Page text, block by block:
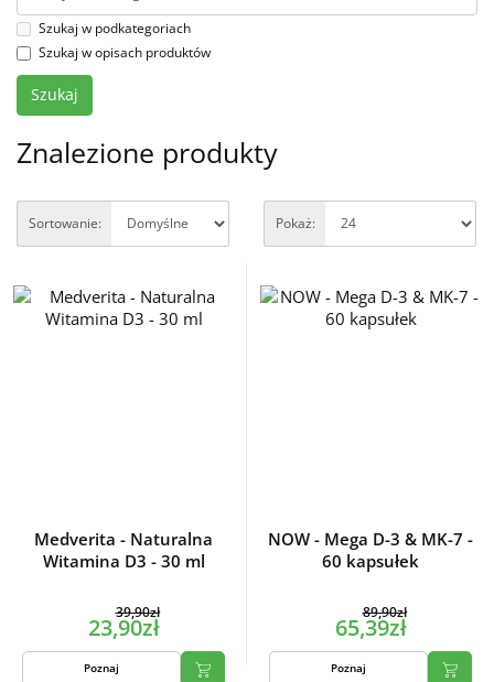
Szukaj w podkategoriach
Szukaj w opisach produktów
Znalezione produkty
Sortowanie: Pokaż:
Medverita - Naturalna
Witamina D3 - 30 ml
39,90zł
23,90zł
Poznaj
NOW - Mega D-3 & MK-7 -
60 kapsułek
89,90zł
65,39zł
Poznaj